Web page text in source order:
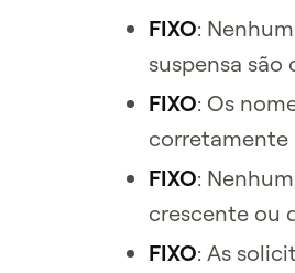
FIXO:
suspensa são
FIXO: Os
corretamente
FIXO:
crescente ou
FIXO: As